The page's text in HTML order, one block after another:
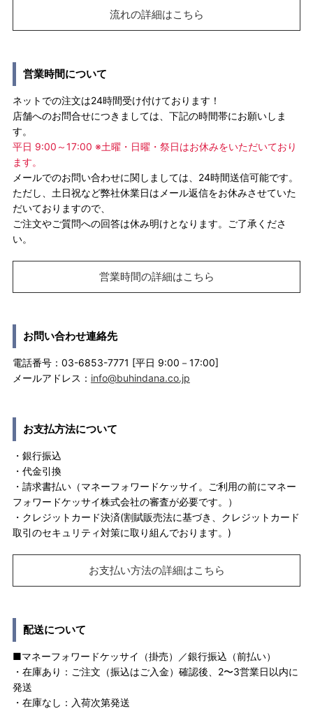
流れの詳細はこちら
営業時間について
ネットでの注文は24時間受け付けております！
店舗へのお問合せにつきましては、下記の時間帯にお願いしま
す。
平日 9:00～17:00 ※土曜・日曜・祭日はお休みをいただいており
ます。
メールでのお問い合わせに関しましては、24時間送信可能です。
ただし、土日祝など弊社休業日はメール返信をお休みさせていた
だいておりますので、
ご注文やご質問への回答は休み明けとなります。ご了承くださ
い。
営業時間の詳細はこちら
お問い合わせ連絡先
電話番号：03-6853-7771 [平日 9:00－17:00]
メールアドレス： info@buhindana.co.jp
お支払方法について
・銀行振込
・代金引換
・請求書払い（マネーフォワードケッサイ。ご利用の前にマネー
フォワードケッサイ株式会社の審査が必要です。）
・クレジットカード決済(割賦販売法に基づき、クレジットカード
取引のセキュリティ対策に取り組んでおります。)
お支払い方法の詳細はこちら
配送について
■マネーフォワードケッサイ（掛売）／銀行振込（前払い）
・在庫あり：ご注文（振込はご入金）確認後、2〜3営業日以内に
発送
・在庫なし：入荷次第発送